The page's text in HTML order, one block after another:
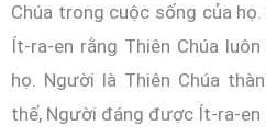
Chúa trong cuộc sống của
Ít-ra-en rằng Thiên Chúa
họ. Người là Thiên Chúa
thế, Người đáng được Ít-ra-